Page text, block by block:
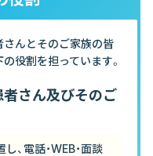
さんとそのご家族の皆
役割を担っています。
者さん及びそのご
、電話・WEB・面談